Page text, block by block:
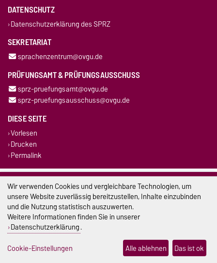
DATENSCHUTZ
Datenschutzerklärung des SPRZ
SEKRETARIAT
sprachenzentrum@ovgu.de
PRÜFUNGSAMT & PRÜFUNGSAUSSCHUSS
sprz-pruefungsamt@ovgu.de
sprz-pruefungsausschuss@ovgu.de
DIESE SEITE
Vorlesen
Drucken
Permalink
Impressum
Datenschutz
Barrierefreiheit
Cookie-Einstellungen
Wir verwenden Cookies und vergleichbare Technologien, um
unsere Website zuverlässig bereitzustellen, Inhalte einzubinden
und die Nutzung statistisch auszuwerten.
Weitere Informationen finden Sie in unserer
Datenschutzerklärung.
Cookie-Einstellungen
Alle ablehnen Das ist ok